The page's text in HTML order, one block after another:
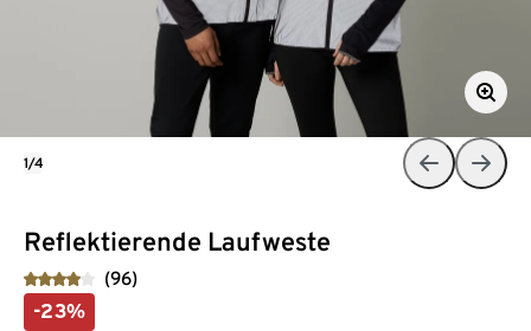
Reflektierende Laufweste
(96)
-23%
1/4